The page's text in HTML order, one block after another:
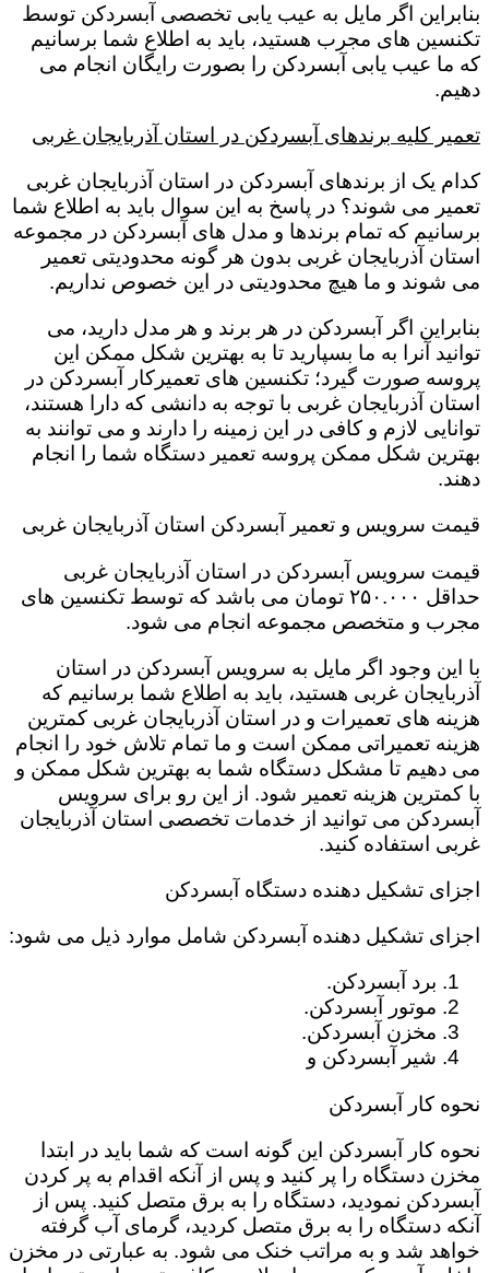
بنابراین اگر مایل به عیب یابی تخصصی آبسردکن توسط
تکنسین های مجرب هستید، باید به اطلاع شما برسانیم
که ما عیب یابی آبسردکن را بصورت رایگان انجام می
دهیم.
تعمیر کلیه برندهای آبسردکن در استان آذربایجان غربی
کدام یک از برندهای آبسردکن در استان آذربایجان غربی
تعمیر می شوند؟ در پاسخ به این سوال باید به اطلاع شما
برسانیم که تمام برندها و مدل های آبسردکن در مجموعه
استان آذربایجان غربی بدون هر گونه محدودیتی تعمیر
می شوند و ما هیچ محدودیتی در این خصوص نداریم.
بنابراین اگر آبسردکن در هر برند و هر مدل دارید، می
توانید آنرا به ما بسپارید تا به بهترین شکل ممکن این
پروسه صورت گیرد؛ تکنسین های تعمیرکار آبسردکن در
استان آذربایجان غربی با توجه به دانشی که دارا هستند،
توانایی لازم و کافی در این زمینه را دارند و می توانند به
بهترین شکل ممکن پروسه تعمیر دستگاه شما را انجام
دهند.
قیمت سرویس و تعمیر آبسردکن استان آذربایجان غربی
قیمت سرویس آبسردکن در استان آذربایجان غربی
حداقل ۲۵۰.۰۰۰ تومان می باشد که توسط تکنسین های
مجرب و متخصص مجموعه انجام می شود.
با این وجود اگر مایل به سرویس آبسردکن در استان
آذربایجان غربی هستید، باید به اطلاع شما برسانیم که
هزینه های تعمیرات و در استان آذربایجان غربی کمترین
هزینه تعمیراتی ممکن است و ما تمام تلاش خود را انجام
می دهیم تا مشکل دستگاه شما به بهترین شکل ممکن و
با کمترین هزینه تعمیر شود. از این رو برای سرویس
آبسردکن می توانید از خدمات تخصصی استان آذربایجان
غربی استفاده کنید.
اجزای تشکیل دهنده دستگاه آبسردکن
اجزای تشکیل دهنده آبسردکن شامل موارد ذیل می شود:
برد آبسردکن.
موتور آبسردکن.
مخزن آبسردکن.
شیر آبسردکن و
نحوه کار آبسردکن
نحوه کار آبسردکن این گونه است که شما باید در ابتدا
مخزن دستگاه را پر کنید و پس از آنکه اقدام به پر کردن
آبسردکن نمودید، دستگاه را به برق متصل کنید. پس از
آنکه دستگاه را به برق متصل کردید، گرمای آب گرفته
خواهد شد و به مراتب خنک می شود. به عبارتی در مخزن